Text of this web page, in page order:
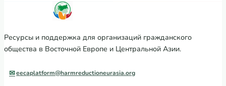
Ресурсы и поддержка для организаций гражданского
общества в Восточной Европе и Центральной Азии.
eecaplatform@harmreductioneurasia.org